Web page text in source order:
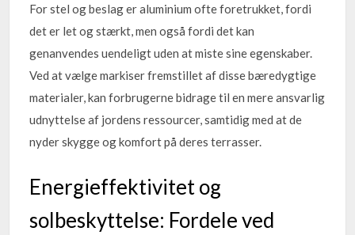
For stel og beslag er aluminium ofte foretrukket, fordi
det er let og stærkt, men også fordi det kan
genanvendes uendeligt uden at miste sine egenskaber.
Ved at vælge markiser fremstillet af disse bæredygtige
materialer, kan forbrugerne bidrage til en mere ansvarlig
udnyttelse af jordens ressourcer, samtidig med at de
nyder skygge og komfort på deres terrasser.
Energieffektivitet og
solbeskyttelse: Fordele ved